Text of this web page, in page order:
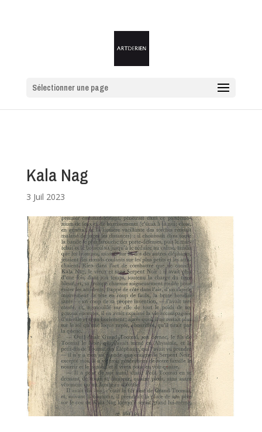
Sélectionner une page
Kala Nag
3 Juil 2023